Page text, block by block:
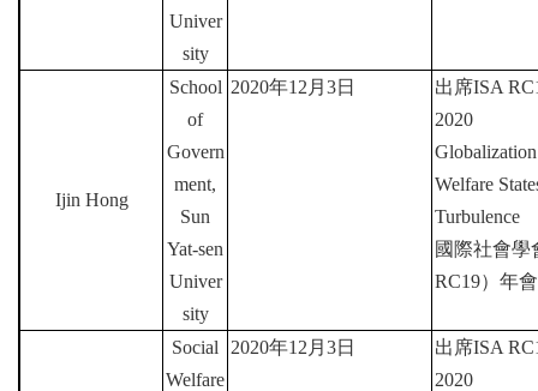
Univer
sity
Ijin Hong
School
of
Govern
ment,
Sun
Yat-sen
Univer
sity
2020年12 月 3日 出席ISA
2020
Welfare
Turbulence
國際社會學
RC19）年會
Social
Welfare
2020年12 月 3日 出席ISA
2020